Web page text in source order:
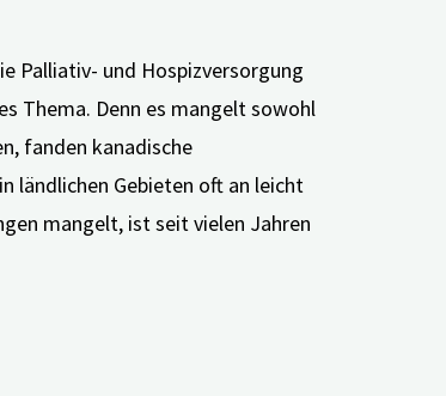
Palliativ- und Hospizversorgung
Thema. Denn es mangelt sowohl
fanden kanadische
ländlichen Gebieten oft an leicht
mangelt, ist seit vielen Jahren